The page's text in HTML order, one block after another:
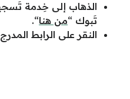
الذهاب إلى خِدمة
تَبوك “من هنا“.
النقر على الرابط